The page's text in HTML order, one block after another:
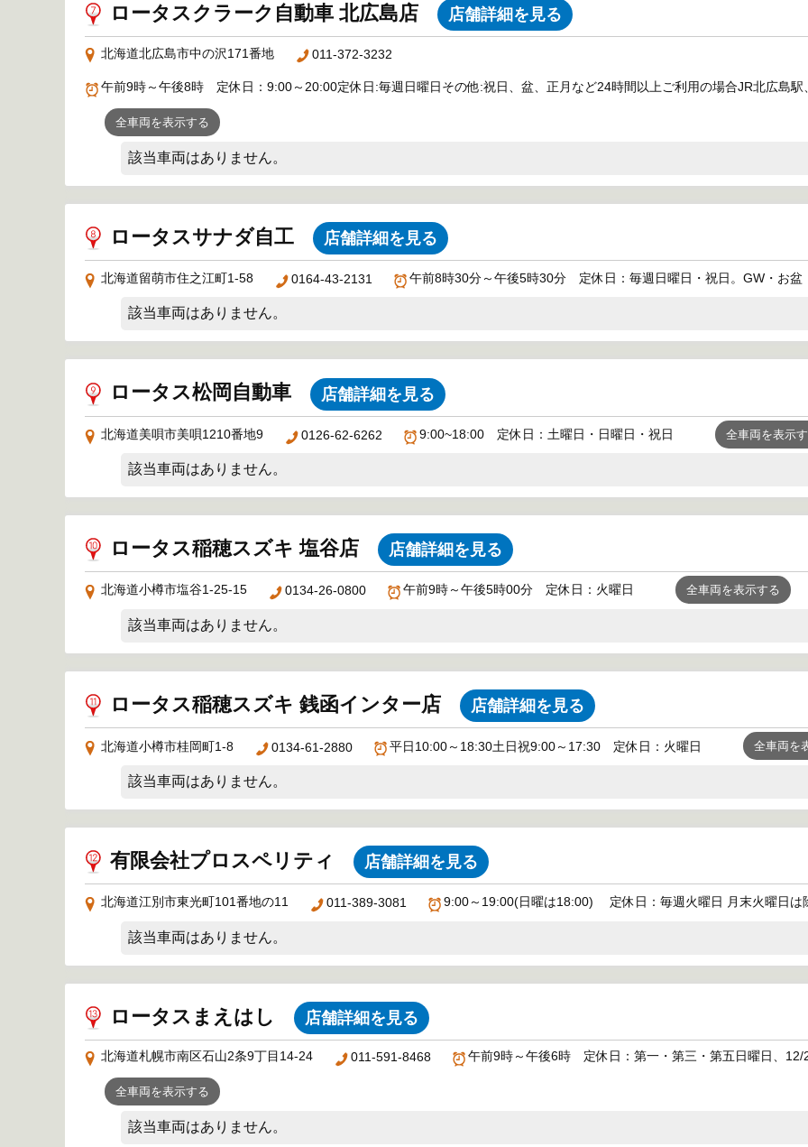
ロータスクラーク自動車 北広島店 店舗詳細を見る
北海道北広島市中の沢171番地 011-372-3232
午前9時～午後8時 定休日：9:00～20:00定休日:毎週日曜日その他:祝日、盆、正月など24時間以上ご利用の場合JR北広島
全車両を表示する
該当車両はありません。
ロータスサナダ自工 店舗詳細を見る
北海道留萌市住之江町1-58 0164-43-2131 午前8時30分～午後5時30分 定休日：毎週日曜日・祝日。GW・お盆
該当車両はありません。
ロータス松岡自動車 店舗詳細を見る
北海道美唄市美唄1210番地9 0126-62-6262 9:00~18:00 定休日：土曜日・日曜日・祝日 全車両を表示
該当車両はありません。
ロータス稲穂スズキ 塩谷店 店舗詳細を見る
北海道小樽市塩谷1-25-15 0134-26-0800 午前9時～午後5時00分 定休日：火曜日 全車両を表示する
該当車両はありません。
ロータス稲穂スズキ 銭函インター店 店舗詳細を見る
北海道小樽市桂岡町1-8 0134-61-2880 平日10:00～18:30土日祝9:00～17:30 定休日：火曜日 全車両を
該当車両はありません。
有限会社プロスペリティ 店舗詳細を見る
北海道江別市東光町101番地の11 011-389-3081 9:00～19:00(日曜は18:00) 定休日：毎週火曜日 月末火曜日は
該当車両はありません。
ロータスまえはし 店舗詳細を見る
北海道札幌市南区石山2条9丁目14-24 011-591-8468 午前9時～午後6時 定休日：第一・第三・第五日曜日、
全車両を表示する
該当車両はありません。